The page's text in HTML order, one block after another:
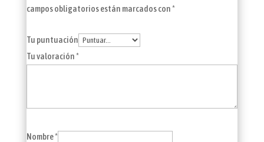
campos obligatorios están marcados con*
Tu puntuación
Tu valoración*
Nombre*